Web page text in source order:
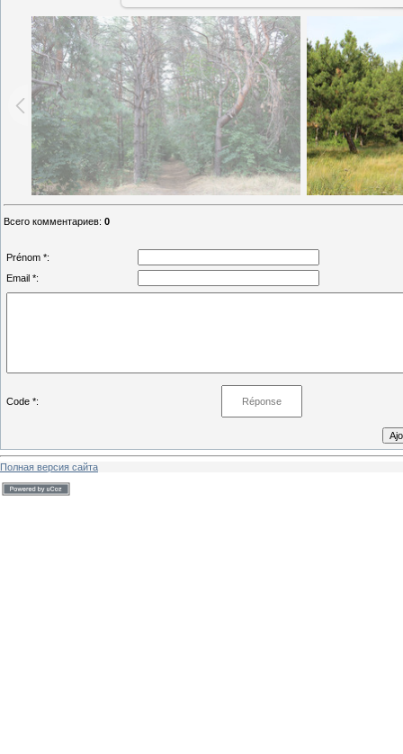
Всего комментариев: 0
Prénom *:
Email *:
Code *:
Полная версия сайта